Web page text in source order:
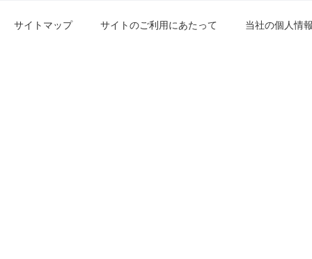
サイトマップ サイトのご利用にあたって 当社の個人情